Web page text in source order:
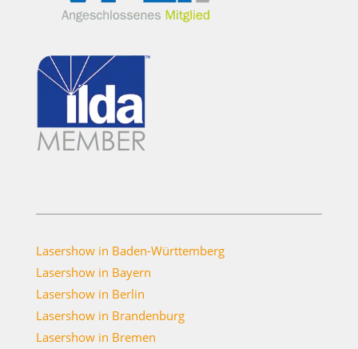
Lasershow in Baden-Württemberg
Lasershow in Bayern
Lasershow in Berlin
Lasershow in Brandenburg
Lasershow in Bremen